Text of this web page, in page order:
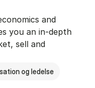
and
you an in-depth
sell and
og ledelse